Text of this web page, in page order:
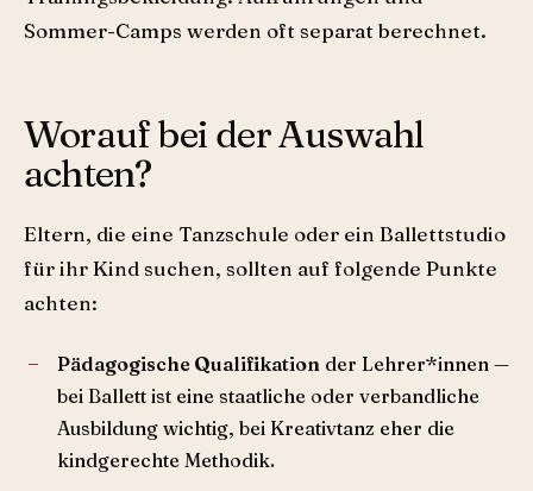
Sommer-Camps werden oft separat berechnet.
Worauf bei der Auswahl
achten?
Eltern, die eine Tanzschule oder ein Ballettstudio
für ihr Kind suchen, sollten auf folgende Punkte
achten:
Pädagogische Qualifikation der Lehrer*innen —
bei Ballett ist eine staatliche oder verbandliche
Ausbildung wichtig, bei Kreativtanz eher die
kindgerechte Methodik.